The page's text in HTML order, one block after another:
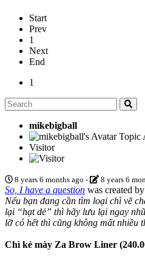
Start
Prev
1
Next
End
1
mikebigball
Topic
Visitor
8 years 6 months ago - 8 years 6
So, I have a question was created by
Nếu bạn đang cần tìm loại chì vẽ
lại “hạt dẻ” thì hãy lưu lại ngay
lỡ có hết thì cũng không mất nhiều
Chì kẻ mày Za Brow Liner